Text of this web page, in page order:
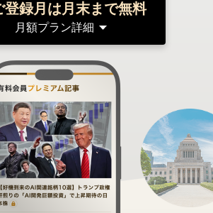
登録月は月末まで無料
月額プラン詳細